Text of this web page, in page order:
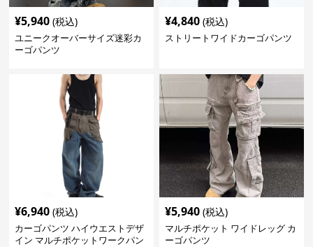
¥5,940 (税込)
ユニークオーバーサイズ迷彩カ
ーゴパンツ
¥4,840 (税込)
ストリートワイドカーゴパンツ
¥6,940 (税込)
カーゴパンツ ハイウエストデザ
イン マルチポケットワークパン
¥5,940 (税込)
マルチポケット ワイドレッグ カ
ーゴパンツ